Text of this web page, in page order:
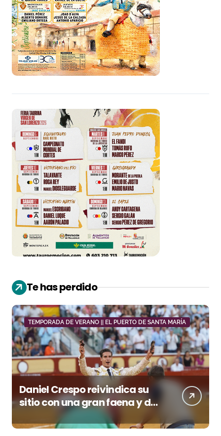
Te has perdido
TEMPORADA DE VERANO || EL PUERTO DE SANTA MARÍA
Daniel Crespo reivindica su
sitio con una gran faena y dos